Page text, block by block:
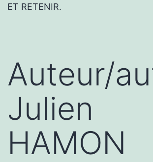
ET RETENIR.
Auteur/
Julien
HAMON